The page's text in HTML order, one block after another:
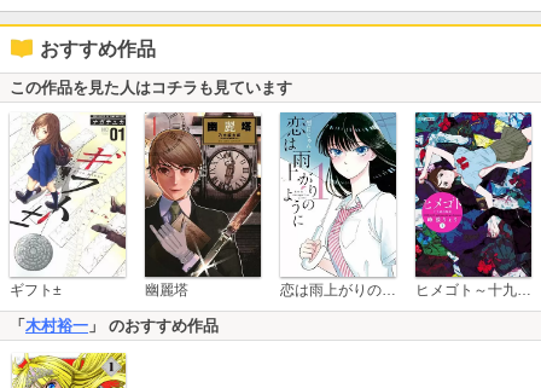
おすすめ作品
この作品を見た人はコチラも見ています
ギフト± 幽麗塔 恋は雨上がりのように ヒメゴト～十九歳の制服～
「 木村裕一 」 のおすすめ作品